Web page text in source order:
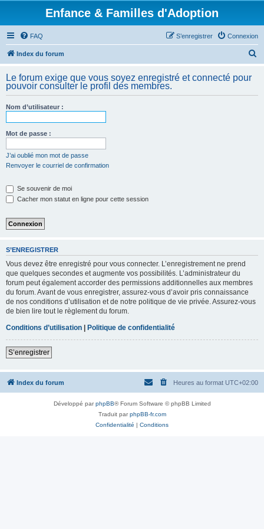
Enfance & Familles d'Adoption
FAQ Connexion
S’enregistrer
Index du forum
h
Le forum exige que vous soyez enregistré et connecté pour
pouvoir consulter le profil des membres.
Nom d’utilisateur :
Mot de passe :
J’ai oublié mon mot de passe
Renvoyer le courriel de confirmation
Se souvenir de moi
Cacher mon statut en ligne pour cette session
S’ENREGISTRER
Vous devez être enregistré pour vous connecter. L’enregistrement ne prend
que quelques secondes et augmente vos possibilités. L’administrateur du
forum peut également accorder des permissions additionnelles aux membres
du forum. Avant de vous enregistrer, assurez-vous d’avoir pris connaissance
de nos conditions d’utilisation et de notre politique de vie privée. Assurez-vous
de bien lire tout le règlement du forum.
Conditions d’utilisation | Politique de confidentialité
S’enregistrer
Index du forum Heures au format UTC+02:00
Développé parphpBB® Forum Software © phpBB Limited
Traduit parphpBB-fr.com
Confidentialité | Conditions